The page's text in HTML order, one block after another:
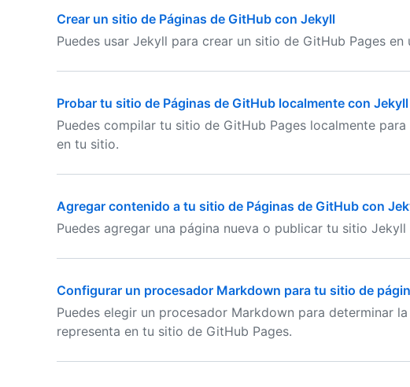
Crear un sitio de Páginas de GitHub con Jekyll
Puedes usar Jekyll para crear un sitio de GitHub Pages
Probar tu sitio de Páginas de GitHub localmente con Jekyll
Puedes compilar tu sitio de GitHub Pages localmente
en tu sitio.
Agregar contenido a tu sitio de Páginas de GitHub con
Puedes agregar una página nueva o publicar tu sitio
Configurar un procesador Markdown para tu sitio de
Puedes elegir un procesador Markdown para determinar
representa en tu sitio de GitHub Pages.